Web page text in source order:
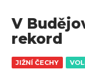
JIŽNÍ ČECHY
V
rekord